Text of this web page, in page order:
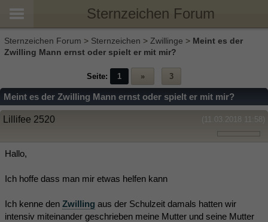
Sternzeichen Forum
Sternzeichen Forum > Sternzeichen > Zwillinge > Meint es der
Zwilling Mann ernst oder spielt er mit mir?
Seite: 1 » 3
Meint es der Zwilling Mann ernst oder spielt er mit mir?
(11.03.2018 11:58)
Lillifee 2520
Hallo,
Ich hoffe dass man mir etwas helfen kann
Ich kenne den Zwilling aus der Schulzeit damals hatten wir
intensiv miteinander geschrieben meine Mutter und seine Mutter